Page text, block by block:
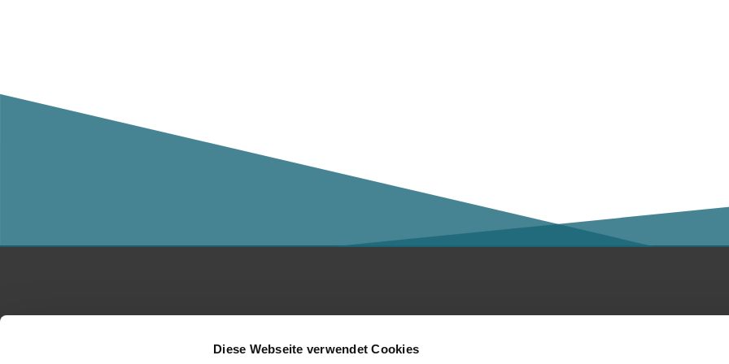
Diese Webseite verwendet Cookies